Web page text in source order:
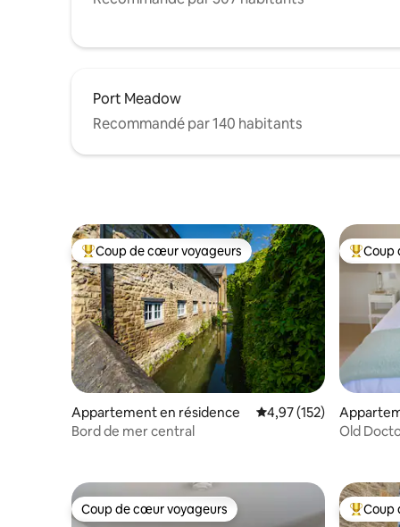
Port Meadow
Recommandé par 140 habitants
Coups de cœur voyageurs les plus appréciés
Coup de cœur voyageurs
Appartement en résidence Évaluation moyenne
4,97 (152)
Bord de mer central
Coups
Coup
Old
Coup de cœur voyageurs
Coup de cœur voyageurs Coups
Coup